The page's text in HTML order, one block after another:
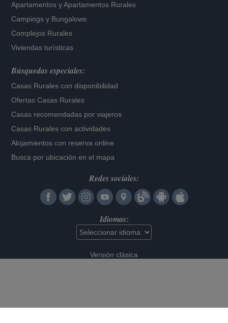
Apartamentos yApartamentos Rurales
Campings y Bungalows
Complejos Rurales
Viviendas turísticas
Búsquedas especiales:
Casas Rurales con disponibilidad
Ofertas Casas Rurales
Casas recomendadas por viajeros
Casas Rurales con actividades
Alojamientos con reserva online
Busca por ubicación en el mapa
Redes sociales:
Idiomas:
Versión clásica